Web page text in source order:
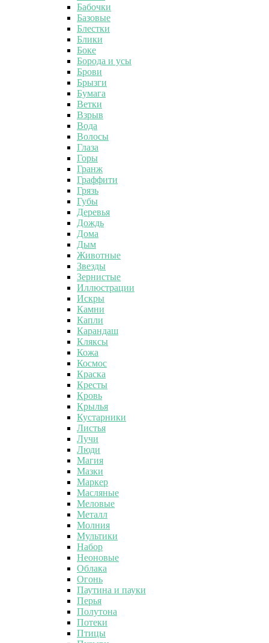
Бабочки
Базовые
Блестки
Блики
Боке
Борода и усы
Брови
Брызги
Бумага
Ветки
Взрыв
Вода
Волосы
Глаза
Горы
Гранж
Граффити
Грязь
Губы
Деревья
Дождь
Дома
Дым
Животные
Звезды
Зернистые
Иллюстрации
Искры
Камни
Капли
Карандаш
Кляксы
Кожа
Космос
Краска
Кресты
Кровь
Крылья
Кустарники
Листья
Лучи
Люди
Магия
Мазки
Маркер
Масляные
Меловые
Металл
Молния
Мультики
Набор
Неоновые
Облака
Огонь
Паутина и пауки
Перья
Полутона
Потеки
Птицы